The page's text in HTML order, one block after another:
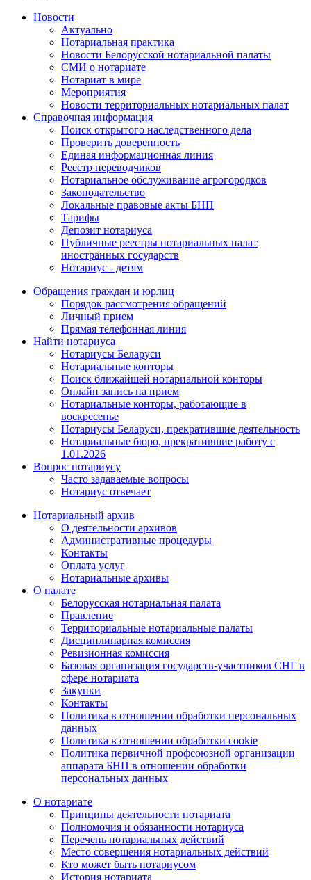
Новости
Актуально
Нотариальная практика
Новости Белорусской нотариальной палаты
СМИ о нотариате
Нотариат в мире
Мероприятия
Новости территориальных нотариальных палат
Справочная информация
Поиск открытого наследственного дела
Проверить доверенность
Единая информационная линия
Реестр переводчиков
Нотариальное обслуживание агрогородков
Законодательство
Локальные правовые акты БНП
Тарифы
Депозит нотариуса
Публичные реестры нотариальных палат
иностранных государств
Нотариус - детям
Обращения граждан и юрлиц
Порядок рассмотрения обращений
Личный прием
Прямая телефонная линия
Найти нотариуса
Нотариусы Беларуси
Нотариальные конторы
Поиск ближайшей нотариальной конторы
Онлайн запись на прием
Нотариальные конторы, работающие в
воскресенье
Нотариусы Беларуси, прекратившие деятельность
Нотариальные бюро, прекратившие работу с
1.01.2026
Вопрос нотариусу
Часто задаваемые вопросы
Нотариус отвечает
Нотариальный архив
О деятельности архивов
Административные процедуры
Контакты
Оплата услуг
Нотариальные архивы
О палате
Белорусская нотариальная палата
Правление
Территориальные нотариальные палаты
Дисциплинарная комиссия
Ревизионная комиссия
Базовая организация государств-участников СНГ в
сфере нотариата
Закупки
Контакты
Политика в отношении обработки персональных
данных
Политика в отношении обработки cookie
Политика первичной профсоюзной организации
аппарата БНП в отношении обработки
персональных данных
О нотариате
Принципы деятельности нотариата
Полномочия и обязанности нотариуса
Перечень нотариальных действий
Место совершения нотариальных действий
Кто может быть нотариусом
История нотариата